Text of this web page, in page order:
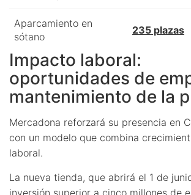
Aparcamiento en
sótano
235 plazas
Impacto laboral:
oportunidades de
mantenimiento de la
Mercadona reforzará su presencia en
con un modelo que combina
laboral.
La nueva tienda, que abrirá el 1 de
inversión superior a cinco millones de